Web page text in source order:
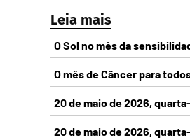
Leia mais
O Sol no mês da
O mês de Câncer para
20 de maio de 2026,
20 de maio de 2026,